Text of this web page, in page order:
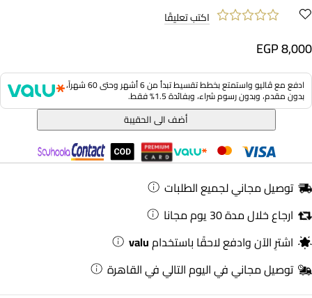
اكتب تعليقًا
EGP 8,000
ادفع مع ڤاليو واستمتع بخطط تقسيط تبدأ من 6 أشهر وحتى 60 شهراً،
بدون مقدم، وبدون رسوم شراء، وبفائدة 1.5% فقط.
أضف الى الحقيبة
توصيل مجاني لجميع الطلبات
ارجاع خلال مدة 30 يوم مجانا
اشترِ الآن وادفع لاحقًا باستخدامvalu
توصيل مجاني في اليوم التالي في القاهرة